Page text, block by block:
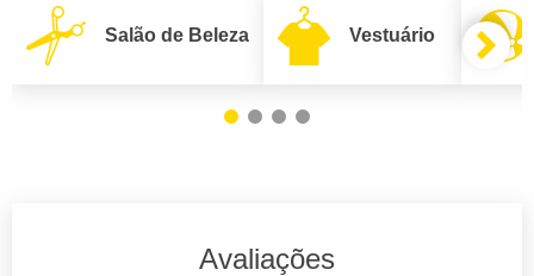
Salão de Beleza Vestuário
Avaliações